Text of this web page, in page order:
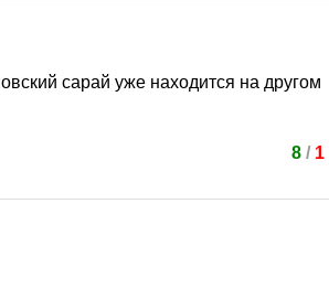
сарай уже находится на другом
8/ 1